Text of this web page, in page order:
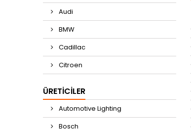
Audi
BMW
Cadillac
Citroen
ÜRETICILER
Automotive Lighting
Bosch